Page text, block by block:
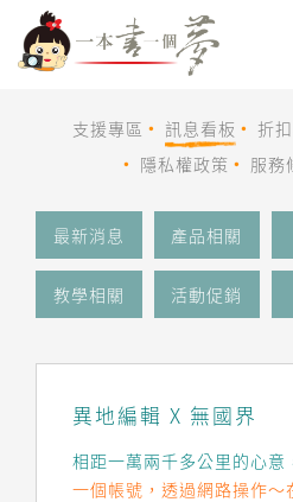
支援專區 訊息看板 折
隱私權政策
服務
最新消息 產品相關
教學相關 活動促銷
異地編輯 X 無國界
相距一萬兩千多公里的心意
一個帳號，透過網路操作～